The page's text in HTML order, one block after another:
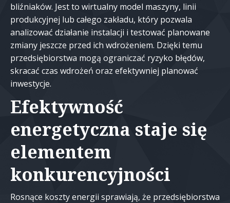
bliźniaków. Jest to wirtualny model maszyny, linii
produkcyjnej lub całego zakładu, który pozwala
analizować działanie instalacji i testować planowane
zmiany jeszcze przed ich wdrożeniem. Dzięki temu
przedsiębiorstwa mogą ograniczać ryzyko błędów,
skracać czas wdrożeń oraz efektywniej planować
inwestycje.
Efektywność
energetyczna staje się
elementem
konkurencyjności
Rosnące koszty energii sprawiają, że przedsiębiorstwa